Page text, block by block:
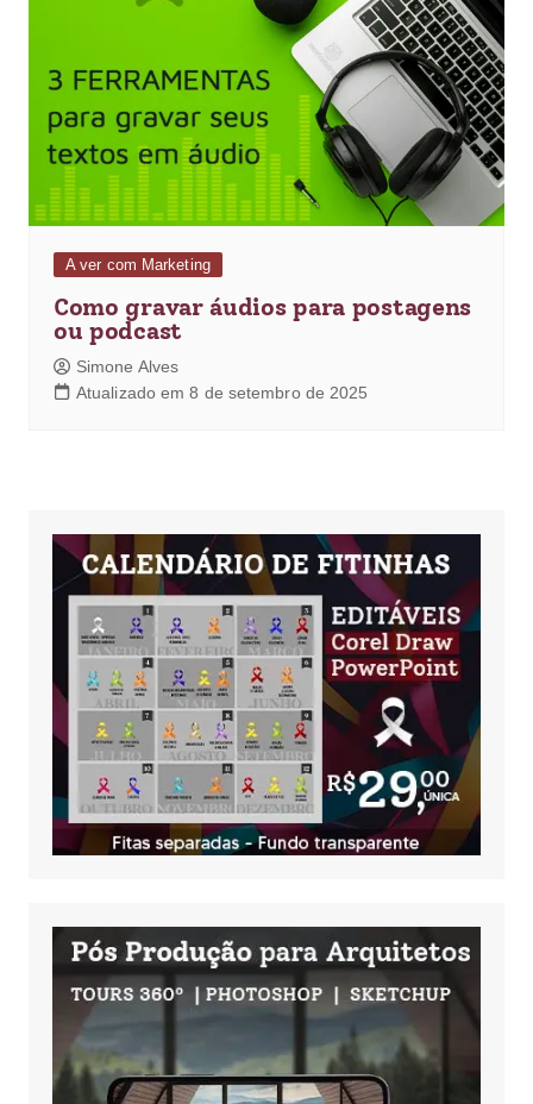
A ver com Marketing
Como gravar áudios para postagens
ou podcast
Simone Alves
Atualizado em 8 de setembro de 2025